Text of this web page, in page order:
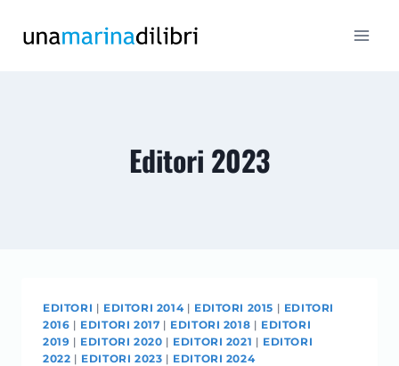
Editori 2023
EDITORI | EDITORI 2014| EDITORI 2015 | EDITORI
2016 | EDITORI 2017 | EDITORI 2018 | EDITORI
2019 | EDITORI 2020 | EDITORI 2021 | EDITORI
2022 | EDITORI 2023 | EDITORI 2024